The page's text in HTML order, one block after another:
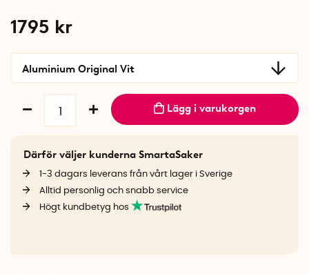
1795 kr
Aluminium Original Vit
Lägg i varukorgen
Därför väljer kunderna SmartaSaker
1-3 dagars leverans från vårt lager i Sverige
Alltid personlig och snabb service
Högt kundbetyg hos